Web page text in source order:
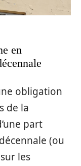
en
obligation
de la
part
(ou
les